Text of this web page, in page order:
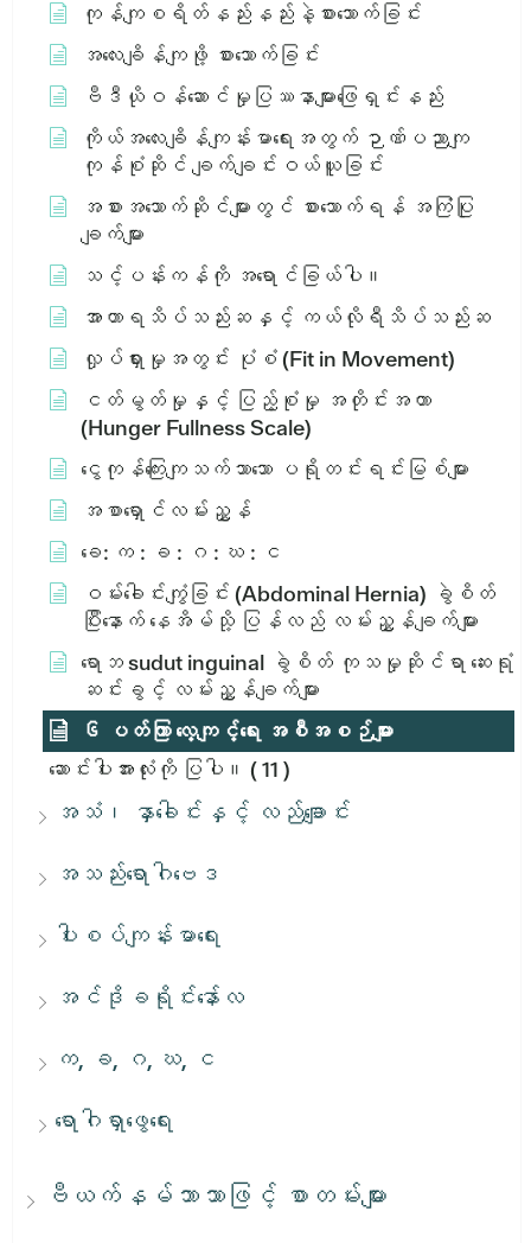
ကုန်ကျစရိတ်နည်းနည်းနဲ့စားသောက်ခြင်း
အလေးချိန်ကျဖို့ စားသောက်ခြင်း
ဗီဒီယိုဝန်ဆောင်မှုပြဿနာများဖြေရှင်းနည်း
ကိုယ်အလေးချိန်ကျန်းမာရေးအတွက် ဉာဏ်ပညာကျ
ကုန်စုံဆိုင် ချက်ချင်းဝယ်ယူခြင်း
အစားအသောက်ဆိုင်များတွင် စားသောက်ရန် အကြံပြု
ချက်များ
သင့်ပန်းကန်ကို အရောင်ခြယ်ပါ။
အာဟာရသိပ်သည်းဆနှင့် ကယ်လိုရီသိပ်သည်းဆ
လှုပ်ရှားမှုအတွင်း ပုံစံ (Fit in Movement)
ငတ်မွတ်မှုနှင့် ပြည့်စုံမှု အတိုင်းအတာ
(Hunger Fullness Scale)
ငွေကုန်ကြေးကျသက်သာသော ပရိုတင်းရင်းမြစ်များ
အစာရှောင်လမ်းညွှန်
ခေ: က : ခ : ဂ : ဃ : င
ဝမ်းခေါင်းကျွံခြင်း (Abdominal Hernia) ခွဲစိတ်
ပြီးနောက် နေအိမ်သို့ ပြန်လည် လမ်းညွှန်ချက်များ
ရောဘ sudut inguinal ခွဲစိတ် ကုသမှုဆိုင်ရာ ဆေးရုံ
ဆင်းခွင့် လမ်းညွှန်ချက်များ
၆ ပတ်ကြာ လေ့ကျင့်ရေး အစီအစဉ်များ
ဆောင်းပါးအားလုံးကို ပြပါ။ ( 11 )
အသံ၊ နှာခေါင်းနှင့် လည်ချောင်း
အသည်းရောဂါဗေဒ
ပါးစပ်ကျန်းမာရေး
အင်ဒိုခရိုင်းနော်လ
က, ခ, ဂ, ဃ, င
ရောဂါရှာဖွေရေး
ဗီယက်နမ်ဘာသာဖြင့် စာတမ်းများ